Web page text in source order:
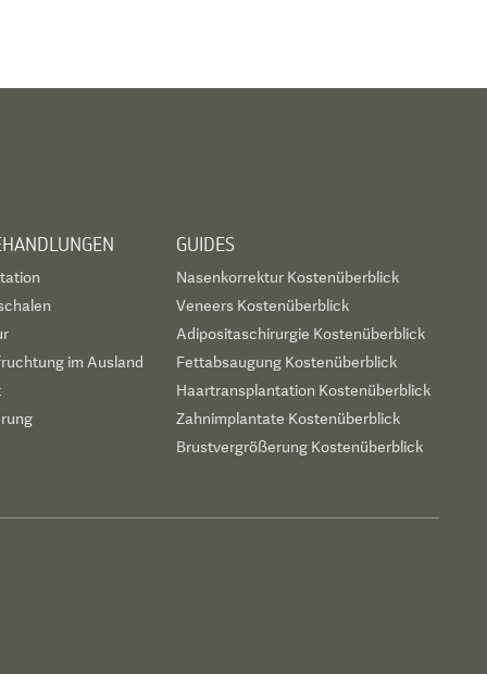
im Ausland
GUIDES
Nasenkorrektur Kostenüberblick
Veneers Kostenüberblick
Adipositaschirurgie Kostenüberblick
Fettabsaugung Kostenüberblick
Haartransplantation Kostenüberblick
Zahnimplantate Kostenüberblick
Brustvergrößerung Kostenüberblick